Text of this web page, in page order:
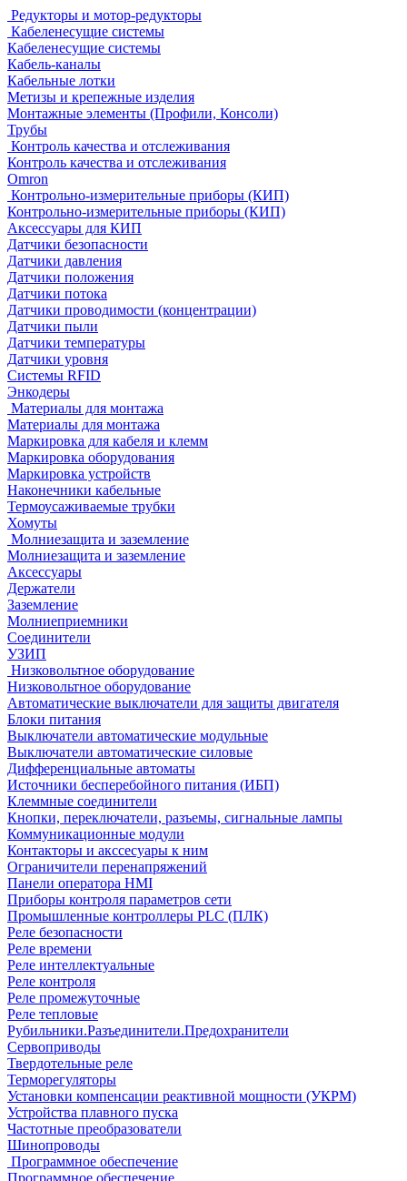
Редукторы и мотор-редукторы
Кабеленесущие системы
Кабеленесущие системы
Кабель-каналы
Кабельные лотки
Метизы и крепежные изделия
Монтажные элементы (Профили, Консоли)
Трубы
Контроль качества и отслеживания
Контроль качества и отслеживания
Omron
Контрольно-измерительные приборы (КИП)
Контрольно-измерительные приборы (КИП)
Аксессуары для КИП
Датчики безопасности
Датчики давления
Датчики положения
Датчики потока
Датчики проводимости (концентрации)
Датчики пыли
Датчики температуры
Датчики уровня
Системы RFID
Энкодеры
Материалы для монтажа
Материалы для монтажа
Маркировка для кабеля и клемм
Маркировка оборудования
Маркировка устройств
Наконечники кабельные
Термоусаживаемые трубки
Хомуты
Молниезащита и заземление
Молниезащита и заземление
Аксессуары
Держатели
Заземление
Молниеприемники
Соединители
УЗИП
Низковольтное оборудование
Низковольтное оборудование
Автоматические выключатели для защиты двигателя
Блоки питания
Выключатели автоматические модульные
Выключатели автоматические силовые
Дифференциальные автоматы
Источники бесперебойного питания (ИБП)
Клеммные соединители
Кнопки, переключатели, разъемы, сигнальные лампы
Коммуникационные модули
Контакторы и акссесуары к ним
Ограничители перенапряжений
Панели оператора HMI
Приборы контроля параметров сети
Промышленные контроллеры PLC (ПЛК)
Реле безопасности
Реле времени
Реле интеллектуальные
Реле контроля
Реле промежуточные
Реле тепловые
Рубильники.Разъединители.Предохранители
Сервоприводы
Твердотельные реле
Терморегуляторы
Установки компенсации реактивной мощности (УКРМ)
Устройства плавного пуска
Частотные преобразователи
Шинопроводы
Программное обеспечение
Программное обеспечение